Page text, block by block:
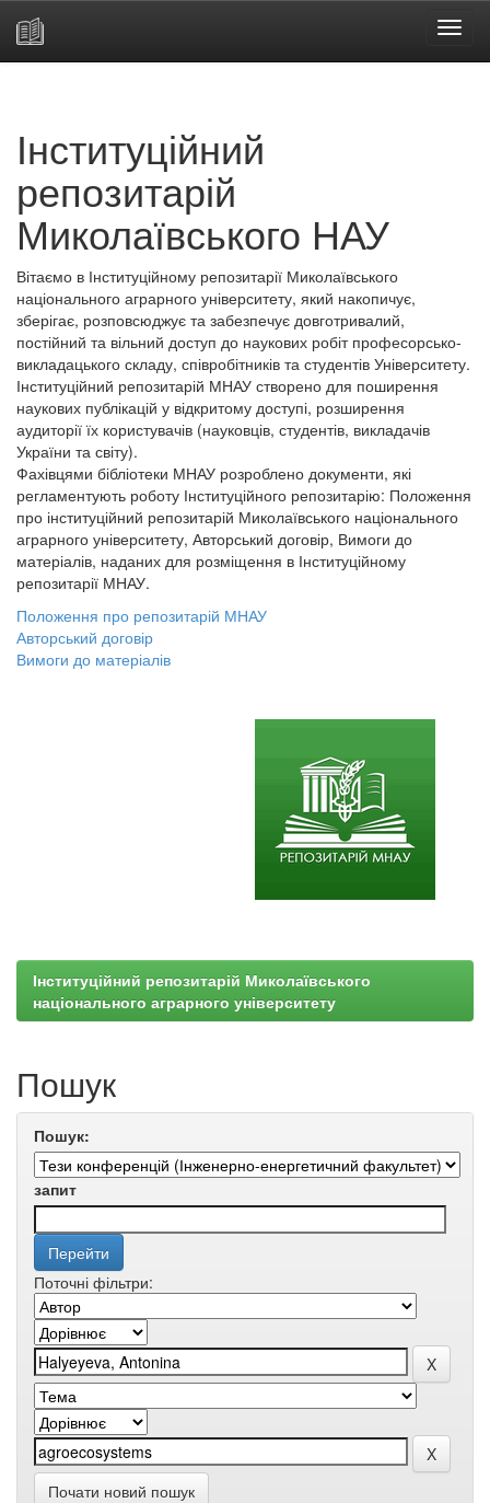
Інституційний
репозитарій
Миколаївського НАУ
Вітаємо в Інституційному репозитарії Миколаївського
національного аграрного університету, який накопичує,
зберігає, розповсюджує та забезпечує довготривалий,
постійний та вільний доступ до наукових робіт професорсько-
викладацького складу, співробітників та студентів Університету.
Інституційний репозитарій МНАУ створено для поширення
наукових публікацій у відкритому доступі, розширення
аудиторії їх користувачів (науковців, студентів, викладачів
України та світу).
Фахівцями бібліотеки МНАУ розроблено документи, які
регламентують роботу Інституційного репозитарію: Положення
про інституційний репозитарій Миколаївського національного
аграрного університету, Авторський договір, Вимоги до
матеріалів, наданих для розміщення в Інституційному
репозитарії МНАУ.
Положення про репозитарій МНАУ
Авторський договір
Вимоги до матеріалів
Інституційний репозитарій Миколаївського
національного аграрного університету
Пошук
Пошук:
запит
Поточні фільтри:
Почати новий пошук